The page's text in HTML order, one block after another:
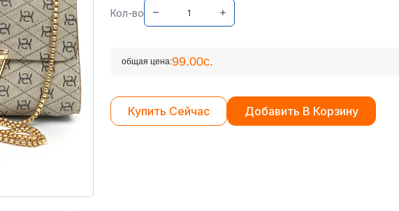
Кол-во
общая цена:99.00с.
Купить Сейчас Добавить В Корзину